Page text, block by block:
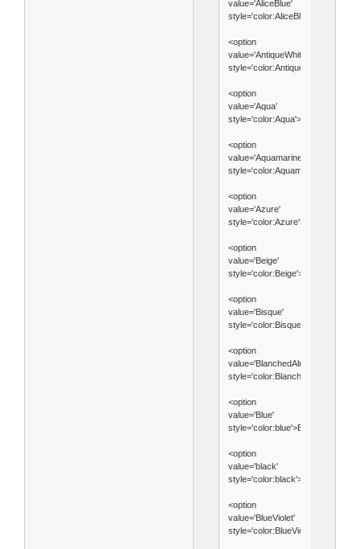
value='AliceBlue'
<option
value='AntiqueWhite'
<option
value='Aqua'
style='color:Aqua'>Aqua</option>
<option
value='Aquamarine'
<option
value='Azure'
style='color:Azure'>Azure</
<option
value='Beige'
style='color:Beige'>Beige</option>
<option
value='Bisque'
style='color:Bisque'>Bisque</
<option
value='BlanchedAlmond'
<option
value='Blue'
style='color:blue'>Blue</option>
<option
value='black'
style='color:black'>Black</option>
<option
value='BlueViolet'